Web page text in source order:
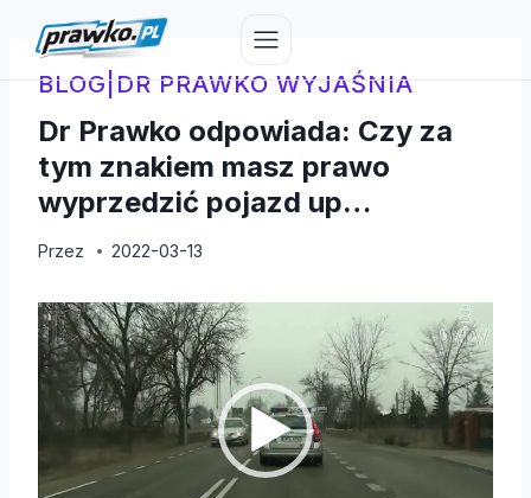
treściBLOG| DR PRAWKO WYJAŚNIA
Dr Prawko odpowiada: Czy za
tym znakiem masz prawo
wyprzedzić pojazd up…
Przez 2022-03-13
O
d
t
r